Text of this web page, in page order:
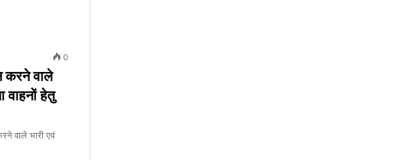
0
करने वाले
वाहनों हेतु
वाले भारी एवं